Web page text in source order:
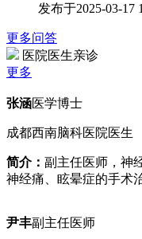
发布于2025-03-17
更多问答
医院医生亲诊
更多
张涵医学博士
成都西南脑科医院医生
简介： 副主任医师，神
神经痛、眩晕症的手术
尹丰副主任医师